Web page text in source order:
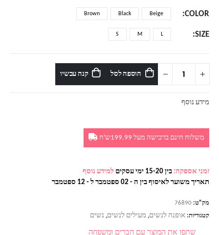
COLOR
Beige
Black
Brown
SIZE
L
M
S
הוספה לסל קנה עכשיו
מידע נוסף
משלוח חינם ברכישה מעל 199.99ש'ח
זמני אספקה: בין 15-20 ימי עסקים
למידע נוסף
תאריך משוער לאיסוף בין ה - 02 ספטמבר ל - 12 ספטמבר
מק"ט: 76890
קטגוריות: אופנה לנשים, מעילים לנשים, נשים
שתפו את המוצר עם חברים ומשפחה